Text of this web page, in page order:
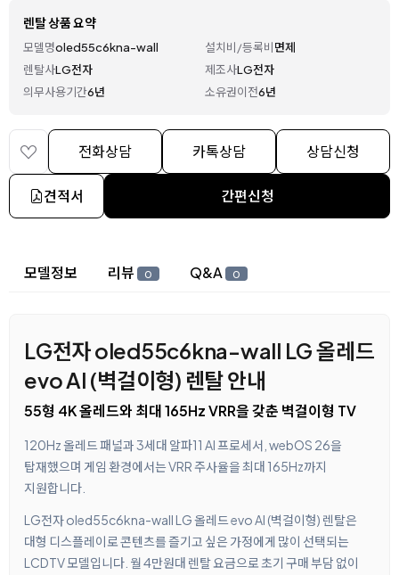
렌탈 상품 요약
모델명oled55c6kna-wall 설치비/등록비면제
렌탈사LG전자 제조사LG전자
의무사용기간6년 소유권이전6년
전화상담 카톡상담 상담신청
견적서 간편신청
상세 정보
모델정보 리뷰 0 Q&A 0
LG전자 oled55c6kna-wall LG 올레드
evo AI (벽걸이형) 렌탈 안내
55형 4K 올레드와 최대 165Hz VRR을 갖춘 벽걸이형 TV
120Hz 올레드 패널과 3세대 알파11 AI 프로세서, webOS 26을
탑재했으며 게임 환경에서는 VRR 주사율을 최대 165Hz까지
지원합니다.
LG전자 oled55c6kna-wall LG 올레드 evo AI (벽걸이형) 렌탈은
대형 디스플레이로 콘텐츠를 즐기고 싶은 가정에게 많이 선택되는
LCDTV 모델입니다. 월 4만원대 렌탈 요금으로 초기 구매 부담 없이